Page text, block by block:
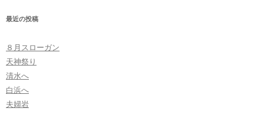
ナ
ゲ
ー
シ
ョ
ン
最近の投稿
８月スローガン
天神祭り
清水へ
白浜へ
夫婦岩